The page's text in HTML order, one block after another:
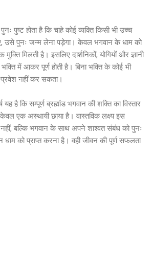
पुनः पुष्ट होता है कि चाहे कोई व्यक्ति किसी भी उच्च
उसे पुनः जन्म लेना पड़ेगा। केवल भगवान के धाम को
मुक्ति मिलती है। इसलिए दार्शनिकों, योगियों और ज्ञानी
में आकर पूर्ण होती है। बिना भक्ति के कोई भी
नहीं कर सकता।
यह है कि सम्पूर्ण ब्रह्मांड भगवान की शक्ति का विस्तार
एक अस्थायी छाया है। वास्तविक लक्ष्य इस
बल्कि भगवान के साथ अपने शाश्वत संबंध को पुनः
को प्राप्त करना है। वही जीवन की पूर्ण सफलता